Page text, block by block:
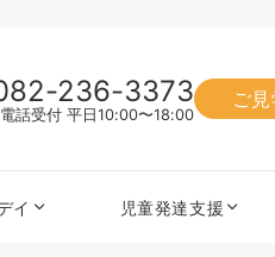
236-3373
話受付 平日10:00〜18:00
ご
イ 児童発達支援